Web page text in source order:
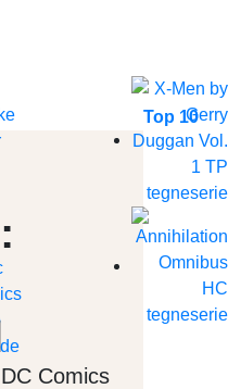
DC Comics
Top 10